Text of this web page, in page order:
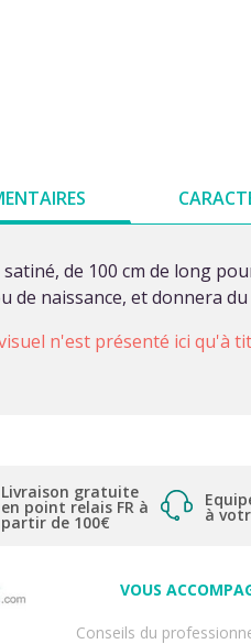
de 100 cm de long
de naissance, et donnera
n'est présenté ici qu'à
Livraison gratuite
en point relais FR à
partir de 100€ à
VOUS
Conseils du